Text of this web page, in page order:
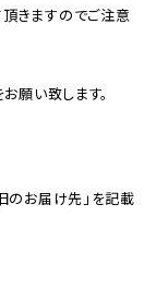
きますのでご注意
のお届け先」を記載